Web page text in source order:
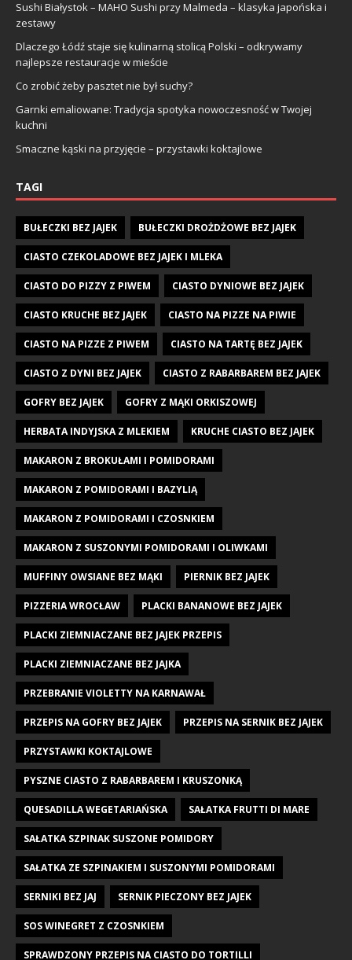
Sushi Białystok – MAHO Sushi przy Malmeda – klasyka japońska i
zestawy
Dlaczego Łódź staje się kulinarną stolicą Polski – odkrywamy
najlepsze restauracje w mieście
Co zrobić żeby pasztet nie był suchy?
Garnki emaliowane: Tradycja spotyka nowoczesność w Twojej
kuchni
Smaczne kąski na przyjęcie – przystawki koktajlowe
TAGI
BUŁECZKI BEZ JAJEK BUŁECZKI DROŻDŻOWE BEZ JAJEK
CIASTO CZEKOLADOWE BEZ JAJEK I MLEKA
CIASTO DO PIZZY Z PIWEM CIASTO DYNIOWE BEZ JAJEK
CIASTO KRUCHE BEZ JAJEK CIASTO NA PIZZE NA PIWIE
CIASTO NA PIZZE Z PIWEM CIASTO NA TARTĘ BEZ JAJEK
CIASTO Z DYNI BEZ JAJEK CIASTO Z RABARBAREM BEZ JAJEK
GOFRY BEZ JAJEK GOFRY Z MĄKI ORKISZOWEJ
HERBATA INDYJSKA Z MLEKIEM KRUCHE CIASTO BEZ JAJEK
MAKARON Z BROKUŁAMI I POMIDORAMI
MAKARON Z POMIDORAMI I BAZYLIĄ
MAKARON Z POMIDORAMI I CZOSNKIEM
MAKARON Z SUSZONYMI POMIDORAMI I OLIWKAMI
MUFFINY OWSIANE BEZ MĄKI PIERNIK BEZ JAJEK
PIZZERIA WROCŁAW PLACKI BANANOWE BEZ JAJEK
PLACKI ZIEMNIACZANE BEZ JAJEK PRZEPIS
PLACKI ZIEMNIACZANE BEZ JAJKA
PRZEBRANIE VIOLETTY NA KARNAWAŁ
PRZEPIS NA GOFRY BEZ JAJEK PRZEPIS NA SERNIK BEZ JAJEK
PRZYSTAWKI KOKTAJLOWE
PYSZNE CIASTO Z RABARBAREM I KRUSZONKĄ
QUESADILLA WEGETARIAŃSKA SAŁATKA FRUTTI DI MARE
SAŁATKA SZPINAK SUSZONE POMIDORY
SAŁATKA ZE SZPINAKIEM I SUSZONYMI POMIDORAMI
SERNIKI BEZ JAJ SERNIK PIECZONY BEZ JAJEK
SOS WINEGRET Z CZOSNKIEM
SPRAWDZONY PRZEPIS NA CIASTO DO TORTILLI